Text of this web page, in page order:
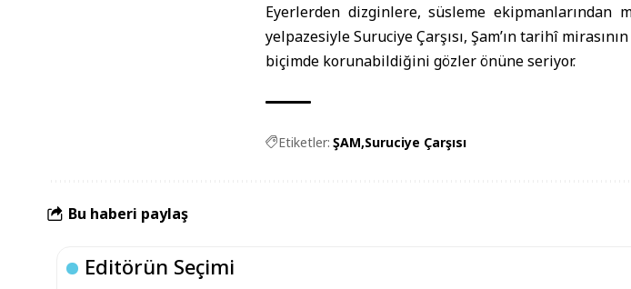
Eyerlerden dizginlere, süsleme
yelpazesiyle Suruciye Çarşısı, Şam’ın tarihî
biçimde korunabildiğini gözler önüne seriyor.
Etiketler: ŞAM Suruciye Çarşısı
Bu haberi paylaş
Editörün Seçimi